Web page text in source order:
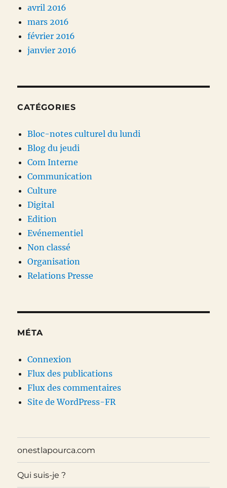
avril 2016
mars 2016
février 2016
janvier 2016
CATÉGORIES
Bloc-notes culturel du lundi
Blog du jeudi
Com Interne
Communication
Culture
Digital
Edition
Evénementiel
Non classé
Organisation
Relations Presse
MÉTA
Connexion
Flux des publications
Flux des commentaires
Site de WordPress-FR
onestlapourca.com
Qui suis-je ?